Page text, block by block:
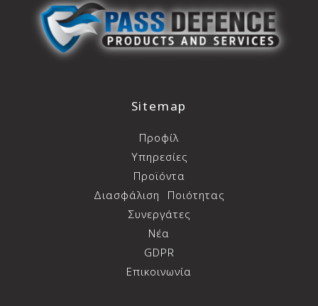
Sitemap
Προφίλ
Υπηρεσίες
Προϊόντα
Διασφάλιση
Ποιότητας
Συνεργάτες
Νέα
GDPR
Επικοινωνία